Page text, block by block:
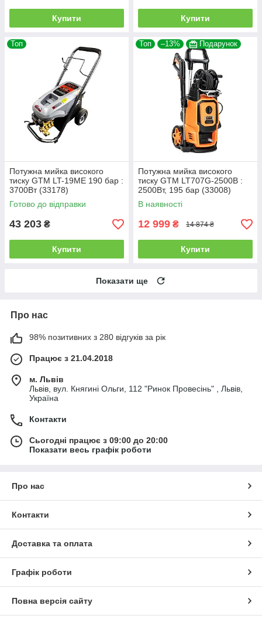
Купити Купити
Топ
Потужна мийка високого
тиску GTM LT-19ME 190 бар :
3700Вт (33178)
Готово до відправки
43 203 ₴
Купити
Топ –13% Подарунок
Потужна мийка високого
тиску GTM LT707G-2500B :
2500Вт, 195 бар (33008)
В наявності
12 999 ₴ 14 874 ₴
Купити
Показати ще
Про нас
98% позитивних з 280 відгуків за рік
Працює з 21.04.2018
м. Львів
Львів, вул. Княгині Ольги, 112 "Ринок Провесінь" , Львів,
Україна
Контакти
Сьогодні працює з 09:00 до 20:00
Показати весь графік роботи
Про нас
Контакти
Доставка та оплата
Графік роботи
Повна версія сайту